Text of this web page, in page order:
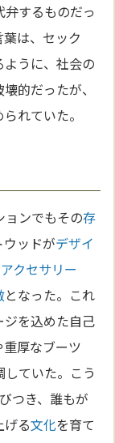
弁するものだっ
は、セック
ように、社会の
的だったが、
れていた。
ョンでもその存
ッドがデザイ
アクセサリー
となった。これ
ジを込めた自己
厚なブーツ
していた。こう
つき、誰もが
げる文化を育て